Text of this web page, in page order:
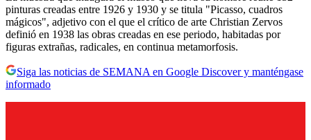
pinturas creadas entre 1926 y 1930 y se titula "Picasso, cuadros
mágicos", adjetivo con el que el crítico de arte Christian Zervos
definió en 1938 las obras creadas en ese periodo, habitadas por
figuras extrañas, radicales, en continua metamorfosis.
Siga las noticias de SEMANA en Google Discover y manténgase
informado